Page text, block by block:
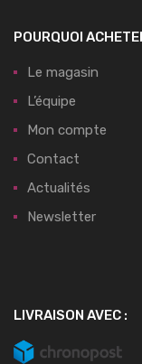
POURQUOI
Le magasin
L’équipe
Mon compte
Contact
Actualités
Newsletter
LIVRAISON AVEC :